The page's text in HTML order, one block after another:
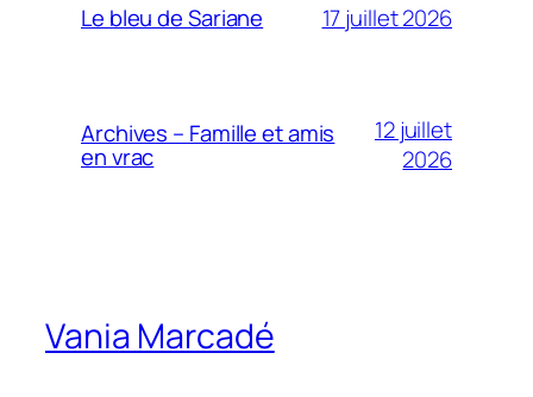
Le bleu de Sariane 17 juillet 2026
Archives – Famille et amis
en vrac
12 juillet
2026
Vania Marcadé